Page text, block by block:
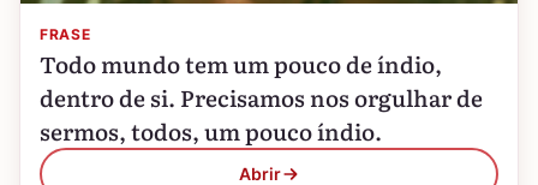
FRASE
Todo mundo tem um pouco de índio,
dentro de si. Precisamos nos orgulhar de
sermos, todos, um pouco índio.
Abrir